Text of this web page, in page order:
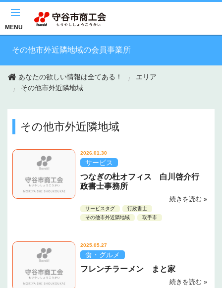
MENU
その他市外近隣地域の会員事業所
あなたの欲しい情報は全てある！
エリア
その他市外近隣地域
その他市外近隣地域
2026.01.30
サービス
つなぎの杜オフィス 白川啓介行
政書士事務所
続きを読む »
サービスタグ
行政書士
その他市外近隣地域
取手市
2025.05.27
食・グルメ
フレンチラーメン まと家
続きを読む »